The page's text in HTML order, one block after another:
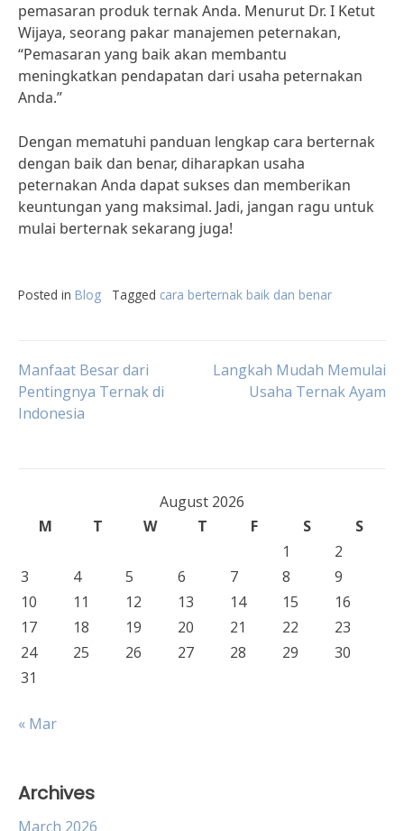
pemasaran produk ternak Anda. Menurut Dr. I Ketut
Wijaya, seorang pakar manajemen peternakan,
“Pemasaran yang baik akan membantu
meningkatkan pendapatan dari usaha peternakan
Anda.”
Dengan mematuhi panduan lengkap cara berternak
dengan baik dan benar, diharapkan usaha
peternakan Anda dapat sukses dan memberikan
keuntungan yang maksimal. Jadi, jangan ragu untuk
mulai berternak sekarang juga!
Posted in Blog Tagged cara berternak baik dan benar
Post
navigation
Manfaat Besar dari
Pentingnya Ternak di
Indonesia
Langkah Mudah Memulai
Usaha Ternak Ayam
August 2026
M
T W T F S
S
1
2
3
4 5 6 7 8
9
10
11 12 13 14 15
16
17
18 19 20 21 22
23
24
25 26 27 28 29
30
31
« Mar
Archives
March 2026